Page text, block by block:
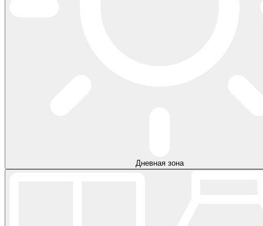
Дневная зона